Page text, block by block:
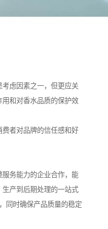
虑因素之一，但更应关
和对香水品质的保护效
者对品牌的信任感和好
务能力的企业合作，能
产到后期处理的一站式
同时确保产品质量的稳定